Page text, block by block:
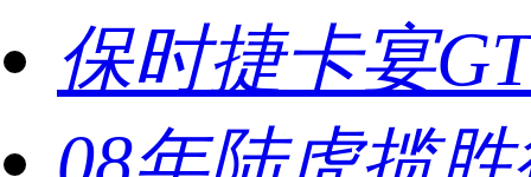
保时捷卡宴